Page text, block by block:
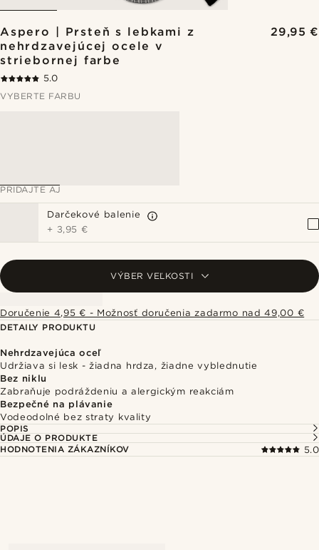
Aspero | Prsteň s lebkami z
nehrdzavejúcej ocele v
striebornej farbe
29,95 €
5.0
VYBERTE FARBU
PRIDAJTE AJ
Darčekové balenie
+ 3,95 €
VÝBER VEĽKOSTI
Doručenie 4,95 € - Možnosť doručenia zadarmo nad 49,00 €
DETAILY PRODUKTU
Nehrdzavejúca oceľ
Udržiava si lesk - žiadna hrdza, žiadne vyblednutie
Bez niklu
Zabraňuje podráždeniu a alergickým reakciám
Bezpečné na plávanie
Vodeodolné bez straty kvality
POPIS
ÚDAJE O PRODUKTE
HODNOTENIA ZÁKAZNÍKOV
5.0